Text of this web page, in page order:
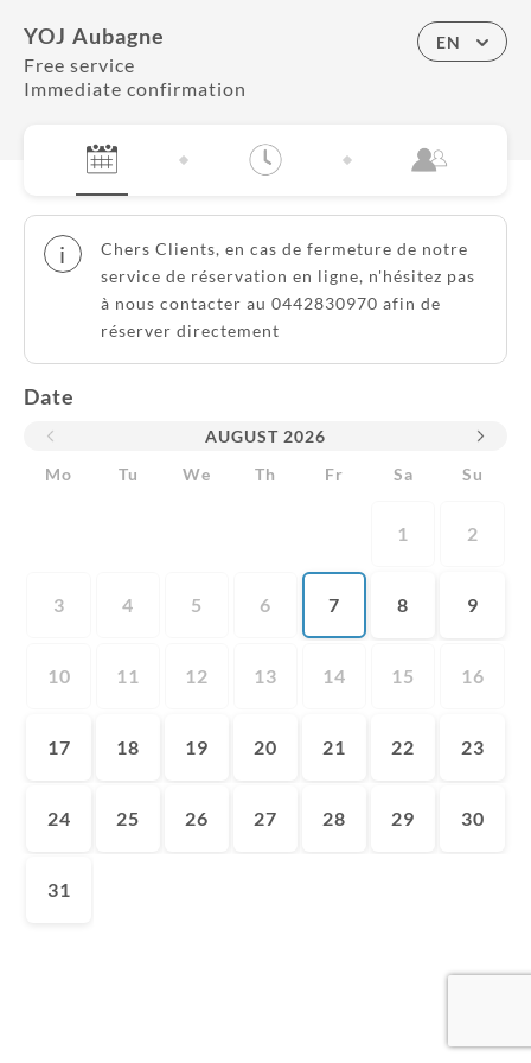
YOJ Aubagne
Free service
Immediate confirmation
EN
i
Chers Clients, en cas de fermeture de notre
service de réservation en ligne, n'hésitez pas
à nous contacter au 0442830970 afin de
réserver directement
Date
AUGUST 2026
Mo
Tu We Th Fr Sa Su
1 2
3 4 5 6 7 8 9
10 11 12 13 14 15 16
17 18 19 20 21 22 23
24 25 26 27 28 29 30
31